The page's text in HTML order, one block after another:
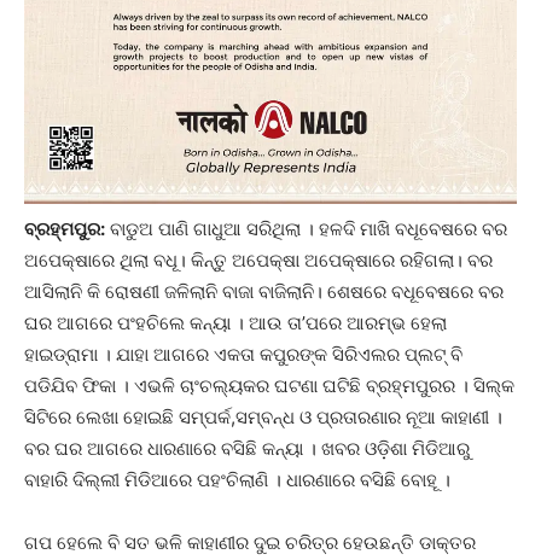
ବ୍ରହ୍ମପୁର: ବାଡୁଅ ପାଣି ଗାଧୁଆ ସରିଥିଲା । ହଳଦି ମାଖି ବଧୂବେଷରେ ବର
ଅପେକ୍ଷାରେ ଥିଲା ବଧୂ। କିନ୍ତୁ ଅପେକ୍ଷା ଅପେକ୍ଷାରେ ରହିଗଲା। ବର
ଆସିଲାନି କି ରୋଷଣୀ ଜଳିଲାନି ବାଜା ବାଜିଲାନି। ଶେଷରେ ବଧୂବେଷରେ ବର
ଘର ଆଗରେ ପଂହଚିଲେ କନ୍ୟା । ଆଉ ତା’ପରେ ଆରମ୍ଭ ହେଲା
ହାଇଡ୍ରାମା । ଯାହା ଆଗରେ ଏକତା କପୁରଙ୍କ ସିରିଏଲର ପ୍ଲଟ୍ ବି
ପଡିଯିବ ଫିକା । ଏଭଳି ଚାଂଚଲ୍ୟକର ଘଟଣା ଘଟିଛି ବ୍ରହ୍ମପୁରର । ସିଲ୍କ
ସିଟିରେ ଲେଖା ହୋଇଛି ସମ୍ପର୍କ,ସମ୍ବନ୍ଧ ଓ ପ୍ରତାରଣାର ନୂଆ କାହାଣୀ ।
ବର ଘର ଆଗରେ ଧାରଣାରେ ବସିଛି କନ୍ୟା । ଖବର ଓଡ଼ିଶା ମିଡିଆରୁ
ବାହାରି ଦିଲ୍ଲୀ ମିଡିଆରେ ପହଂଚିଲାଣି । ଧାରଣାରେ ବସିଛି ବୋହୂ ।
ଗପ ହେଲେ ବି ସତ ଭଳି କାହାଣୀର ଦୁଇ ଚରିତ୍ର ହେଉଛନ୍ତି ଡାକ୍ତର